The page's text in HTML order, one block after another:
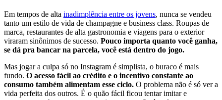
Em tempos de alta inadimplência entre os jovens, nunca se vendeu
tanto um estilo de vida de champagne e business class. Roupas de
marca, restaurantes de alta gastronomia e viagens para o exterior
viraram sinônimos de sucesso. Pouco importa quanto você ganha,
se dá pra bancar na parcela, você está dentro do jogo.
Mas jogar a culpa só no Instagram é simplista, o buraco é mais
fundo. O acesso fácil ao crédito e o incentivo constante ao
consumo também alimentam esse ciclo. O problema não é só ver a
vida perfeita dos outros. É o quão fácil ficou tentar imitar e